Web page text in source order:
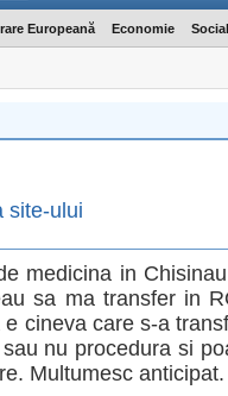
Europeană Economie Social
site-ului
medicina in
sa ma transfer in
cineva care s-a
nu procedura si
Multumesc anticipat.